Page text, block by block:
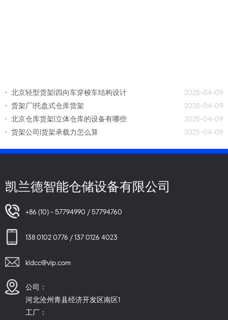
北京轻型货架|四向车穿梭车结构设计
2025-04-09
货架厂|托盘式仓库货架
2025-04-09
北京仓库货架|立体仓库的设备有哪些
2025-04-09
货架公司|货架承载力怎么算
2025-04-09
凯兰德智能仓储设备有限公司
+86 (10) - 57794990 / 57794760
138 0102 0776 / 137 0126 4023
kldcc@vip.com
公司：
河北沧州青县经济开发区南区1
工厂：